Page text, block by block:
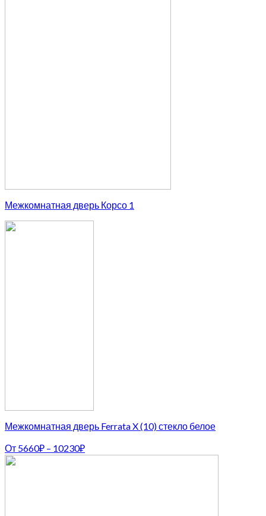
Межкомнатная дверь Корсо 1
Межкомнатная дверь Ferrata X (10) стекло белое
От 5660₽ – 10230₽